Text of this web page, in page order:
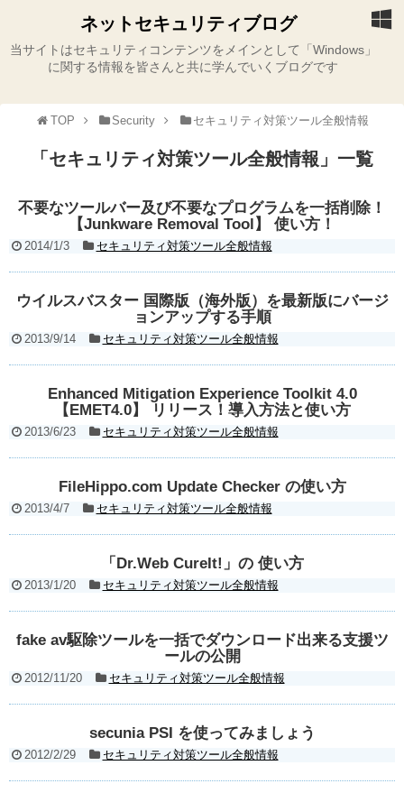
ネットセキュリティブログ
当サイトはセキュリティコンテンツをメインとして「Windows」
に関する情報を皆さんと共に学んでいくブログです
TOP Security セキュリティ対策ツール全般情報
「 セキュリティ対策ツール全般情報 」 一覧
不要なツールバー及び不要なプログラムを一括削除！
【Junkware Removal Tool】 使い方！
2014/1/3 セキュリティ対策ツール全般情報
ウイルスバスター 国際版（海外版）を最新版にバージ
ョンアップする手順
2013/9/14 セキュリティ対策ツール全般情報
Enhanced Mitigation Experience Toolkit 4.0
【EMET4.0】 リリース！導入方法と使い方
2013/6/23 セキュリティ対策ツール全般情報
FileHippo.com Update Checker の使い方
2013/4/7 セキュリティ対策ツール全般情報
「Dr.Web CureIt!」の 使い方
2013/1/20 セキュリティ対策ツール全般情報
fake av駆除ツールを一括でダウンロード出来る支援ツ
ールの公開
2012/11/20 セキュリティ対策ツール全般情報
secunia PSI を使ってみましょう
2012/2/29 セキュリティ対策ツール全般情報